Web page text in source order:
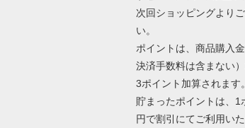
次回ショッピングより
い。
ポイントは、商品購入金
決済手数料は含まない
3ポイント加算されます。
貯まったポイントは、1
円で割引にてご利用いた